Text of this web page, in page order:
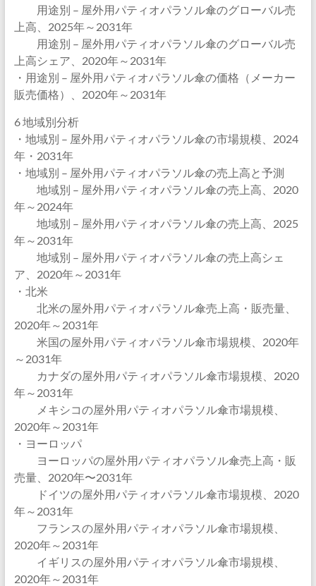
用途別 – 屋外用パティオパラソル傘のグローバル売
上高、2025年～2031年
用途別 – 屋外用パティオパラソル傘のグローバル売
上高シェア、2020年～2031年
・用途別 – 屋外用パティオパラソル傘の価格（メーカー
販売価格）、2020年～2031年
6 地域別分析
・地域別 – 屋外用パティオパラソル傘の市場規模、2024
年・2031年
・地域別 – 屋外用パティオパラソル傘の売上高と予測
地域別 – 屋外用パティオパラソル傘の売上高、2020
年～2024年
地域別 – 屋外用パティオパラソル傘の売上高、2025
年～2031年
地域別 – 屋外用パティオパラソル傘の売上高シェ
ア、2020年～2031年
・北米
北米の屋外用パティオパラソル傘売上高・販売量、
2020年～2031年
米国の屋外用パティオパラソル傘市場規模、2020年
～2031年
カナダの屋外用パティオパラソル傘市場規模、2020
年～2031年
メキシコの屋外用パティオパラソル傘市場規模、
2020年～2031年
・ヨーロッパ
ヨーロッパの屋外用パティオパラソル傘売上高・販
売量、2020年〜2031年
ドイツの屋外用パティオパラソル傘市場規模、2020
年～2031年
フランスの屋外用パティオパラソル傘市場規模、
2020年～2031年
イギリスの屋外用パティオパラソル傘市場規模、
2020年～2031年